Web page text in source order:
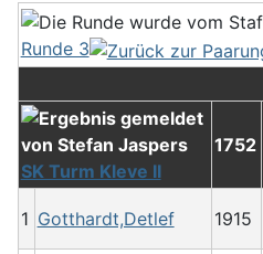
Runde 3
SK Turm Kleve II
1752
1 Gotthardt,Detlef 1915